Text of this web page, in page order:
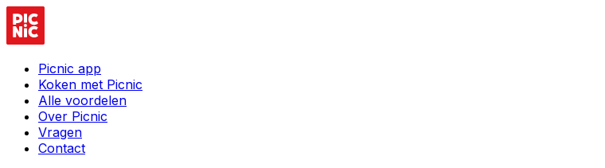
Picnic app
Koken met Picnic
Alle voordelen
Over Picnic
Vragen
Contact